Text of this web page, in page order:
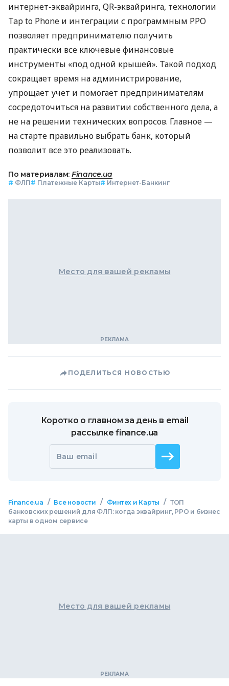
интернет-эквайринга, QR-эквайринга, технологии
Tap to Phone и интеграции с программным РРО
позволяет предпринимателю получить
практически все ключевые финансовые
инструменты «под одной крышей». Такой подход
сокращает время на администрирование,
упрощает учет и помогает предпринимателям
сосредоточиться на развитии собственного дела, а
не на решении технических вопросов. Главное —
на старте правильно выбрать банк, который
позволит все это реализовать.
По материалам: Finance.ua
# ФЛП# Платежные Карты# Интернет-Банкинг
Место для вашей рекламы
ПОДЕЛИТЬСЯ НОВОСТЬЮ
Коротко о главном за день в email
рассылке finance.ua
Ваш email
Finance.ua / Все новости / Финтех и Карты / ТОП
банковских решений для ФЛП: когда эквайринг, РРО и бизнес
карты в одном сервисе
Место для вашей рекламы